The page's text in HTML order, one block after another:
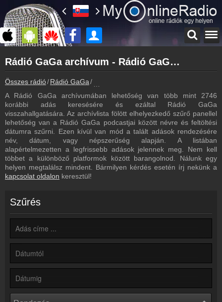
myonlineradio.hu
Rádió GaGa
Vissza a Rádió GaGa oldalára
Bejelentkezés
Hozz létre saját fiókot!
Most szól
Tudd meg mi szólt eddig
Frekvenciák
Rádió GaGa frekvencia
Műsorújság
Hírek
Rádió GaGa kapcsolatos hírek
Kapcsolat
Írj nekünk!
Rádiós partnerek
Ágyazd be weboldaladba
Rádió GaGa archívum - Rádió GaGa podcasts - Rádió GaGa visszahallgatás
Összes rádió Rádió GaGa
A Rádió GaGa archívumában lehetőség van több mint 2746
korábbi adás keresésére és ezáltal Rádió GaGa
visszahallgatására. Az archívlista fölött elhelyezkedő szűrő panellel
lehetőség van a Rádió GaGa podcastjai között névre és feltöltési
dátumra szűrni. Ezen kívül van mód a talált adások rendezésére
név, dátum, vagy népszerűség alapján. A listában
alapértelmezetten a legfrissebb adások jelennek meg. Nem kell
többet a különböző platformok között barangolnod. Nálunk egy
helyen megtalálsz mindent. Bármilyen kérdés esetén írj nekünk a
kapcsolat oldalon keresztül!
Szűrés